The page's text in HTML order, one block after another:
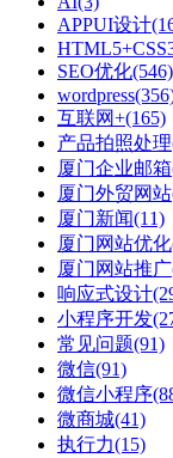
APPUI设计
SEO优化(546)
wordpress
互联网+(165)
产品拍照处理
厦门企业邮箱
厦门外贸网站
厦门新闻(11)
厦门网站优化
厦门网站推广
响应式设计
小程序开发
常见问题(91)
微信(91)
微信小程序
微商城(41)
执行力(15)